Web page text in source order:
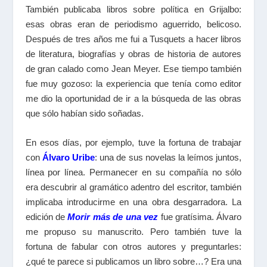
También publicaba libros sobre política en Grijalbo:
esas obras eran de periodismo aguerrido, belicoso.
Después de tres años me fui a Tusquets a hacer libros
de literatura, biografías y obras de historia de autores
de gran calado como Jean Meyer. Ese tiempo también
fue muy gozoso: la experiencia que tenía como editor
me dio la oportunidad de ir a la búsqueda de las obras
que sólo habían sido soñadas.
En esos días, por ejemplo, tuve la fortuna de trabajar
con Álvaro Uribe: una de sus novelas la leímos juntos,
línea por línea. Permanecer en su compañía no sólo
era descubrir al gramático adentro del escritor, también
implicaba introducirme en una obra desgarradora. La
edición deMorir más de una vez fue gratísima. Álvaro
me propuso su manuscrito. Pero también tuve la
fortuna de fabular con otros autores y preguntarles:
¿qué te parece si publicamos un libro sobre…? Era una